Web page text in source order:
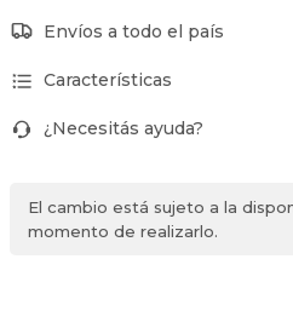
Envíos a todo el país
Características
¿Necesitás ayuda?
El cambio está sujeto a la
momento de realizarlo.